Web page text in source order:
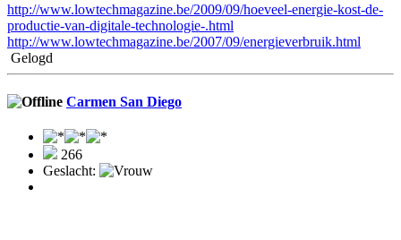
http://www.lowtechmagazine.be/2009/09/hoeveel-energie-kost-de-
productie-van-digitale-technologie-.html
http://www.lowtechmagazine.be/2007/09/energieverbruik.html
Gelogd
Carmen San Diego
266
Geslacht: